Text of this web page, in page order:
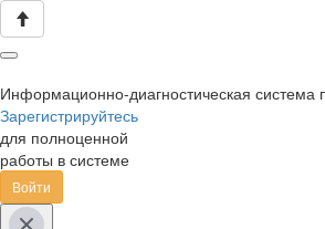
Информационно-диагностическая система
Зарегистрируйтесь
для полноценной
работы в системе
Войти